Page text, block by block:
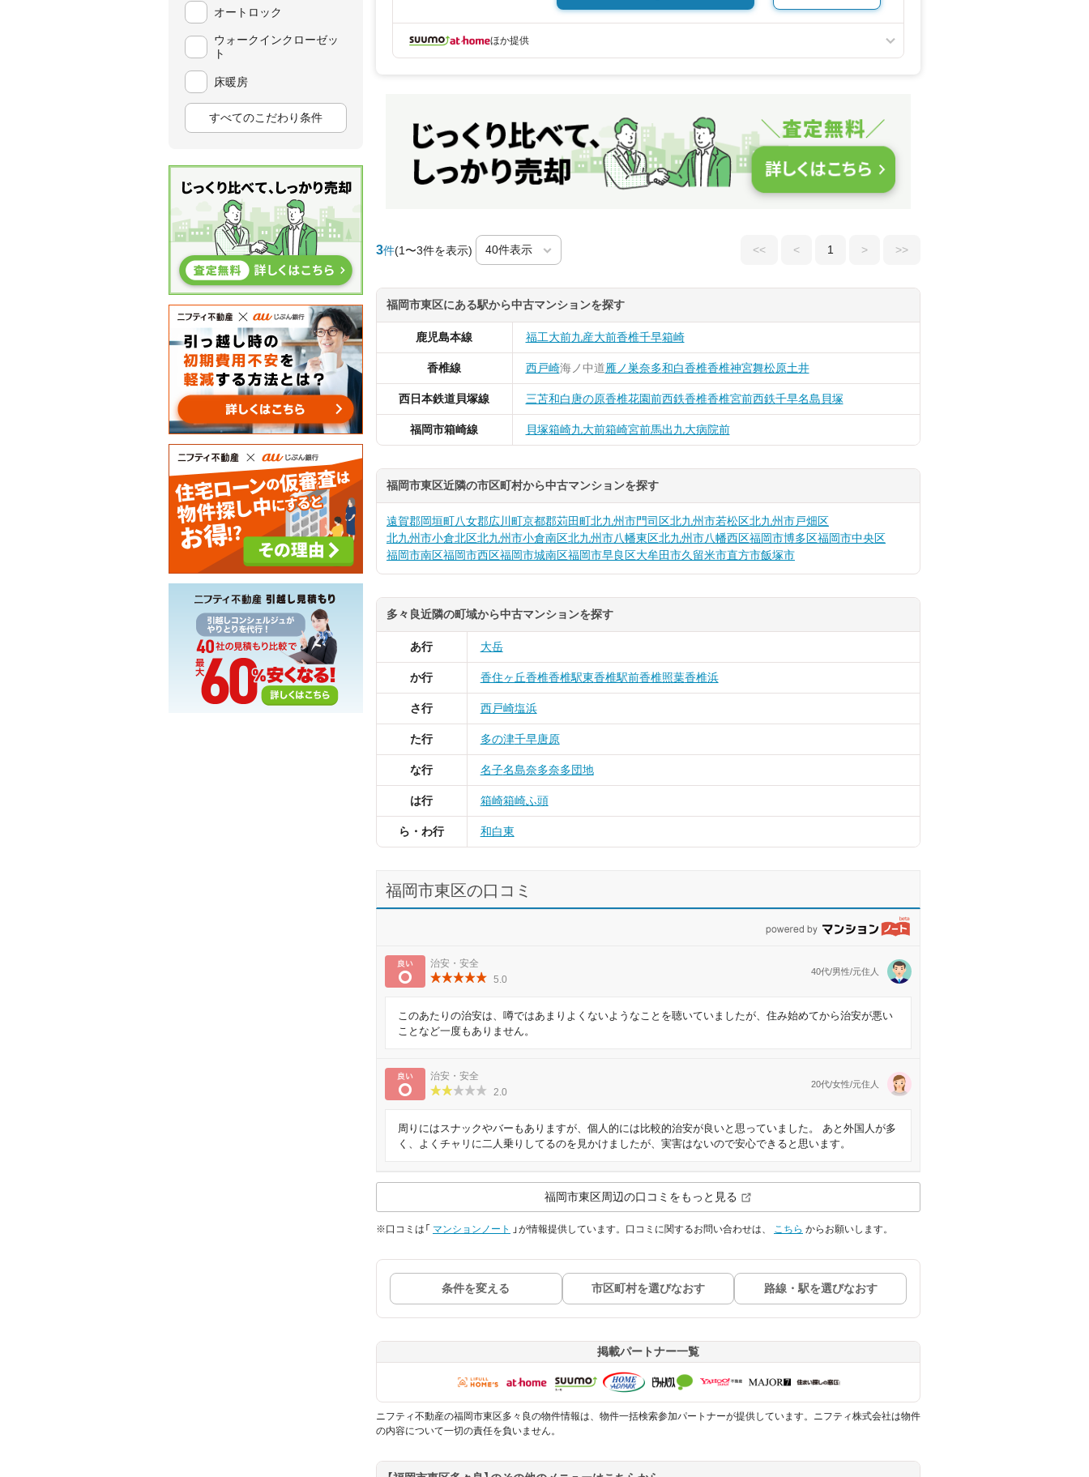
オートロック
ウォークインクローゼッ
ト
床暖房
すべてのこだわり条件
ほか提供
3件(1〜3件を表示) << < 1 > >>
福岡市東区にある駅から中古マンションを探す
鹿児島本線 福工大前九産大前香椎千早箱崎
香椎線 西戸崎海ノ中道雁ノ巣奈多和白香椎香椎神宮舞松原土井
西日本鉄道貝塚線 三苫和白 唐の原香椎花園前西鉄香椎香椎宮前西鉄千早名島貝塚
福岡市箱崎線 貝塚箱崎九大前箱崎宮前馬出九大病院前
福岡市東区近隣の市区町村から中古マンションを探す
遠賀郡岡垣町八女郡広川町京都郡苅田町北九州市門司区北九州市若松区北九州市戸畑区
北九州市小倉北区北九州市小倉南区北九州市八幡東区北九州市八幡西区福岡市博多区福岡市中央区
福岡市南区福岡市西区福岡市城南区福岡市早良区大牟田市久留米市直方市飯塚市
多々良近隣の町域から中古マンションを探す
あ行 大岳
か行 香住ヶ丘香椎香椎駅東香椎駅前香椎照葉香椎浜
さ行 西戸崎塩浜
た行 多の津千早唐原
な行 名子名島奈多奈多団地
は行 箱崎箱崎ふ頭
ら・わ行 和白東
福岡市東区の口コミ
良い
治安・安全
5.0
40代/男性/元住人
このあたりの治安は、噂ではあまりよくないようなことを聴いていましたが、住み始めてから治安が悪い
ことなど一度もありません。
良い
治安・安全
2.0
20代/女性/元住人
周りにはスナックやバーもありますが、個人的には比較的治安が良いと思っていました。 あと外国人が多
く、よくチャリに二人乗りしてるのを見かけましたが、実害はないので安心できると思います。
福岡市東区周辺の口コミをもっと見る
※口コミは「 マンションノート 」が情報提供しています。口コミに関するお問い合わせは、 こちら からお願いします。
条件を変える 市区町村を選びなおす 路線・駅を選びなおす
掲載パートナー一覧
ニフティ不動産の福岡市東区多々良の物件情報は、物件一括検索参加パートナーが提供しています。ニフティ株式会社は物件
の内容について一切の責任を負いません。